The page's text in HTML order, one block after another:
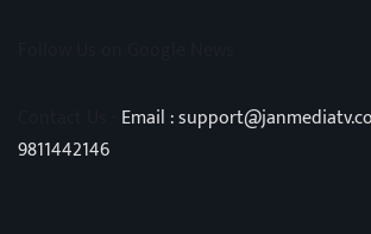
Email :
9811442146